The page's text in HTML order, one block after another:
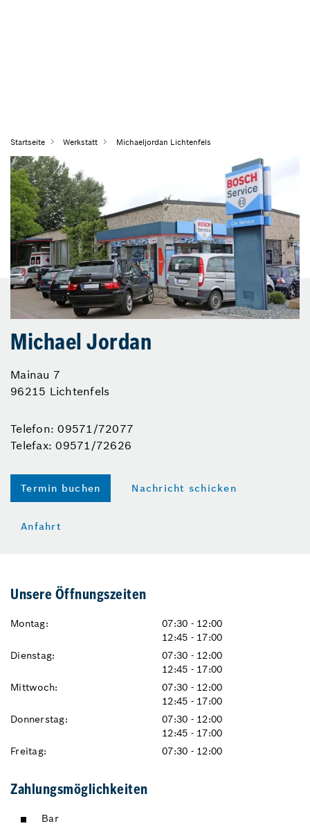
Startseite Werkstatt Michaeljordan Lichtenfels
Michael Jordan
Mainau 7
96215 Lichtenfels
Telefon: 09571/72077
Telefax: 09571/72626
Termin buchen Nachricht schicken
Anfahrt
Unsere Öffnungszeiten
Montag:
07:30 - 12:00
12:45 - 17:00
Dienstag:
07:30 - 12:00
12:45 - 17:00
Mittwoch:
07:30 - 12:00
12:45 - 17:00
Donnerstag:
07:30 - 12:00
12:45 - 17:00
Freitag:
07:30 - 12:00
Zahlungsmöglichkeiten
Bar